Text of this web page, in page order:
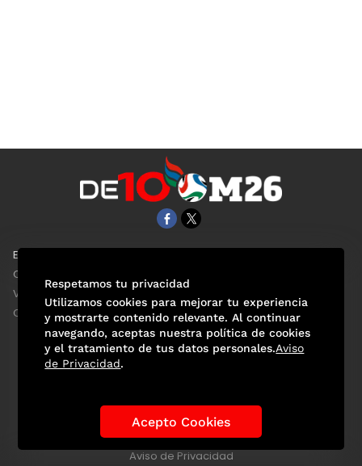
EL UNIVERSAL
Clase
ViveUSA
Confabulario
Historia de los Mundiales Lo viral Anécdotas Mundialistas
Las Figuras Tendencias Directorio
Aviso de Privacidad
Respetamos tu privacidad
Utilizamos cookies para mejorar tu experiencia
y mostrarte contenido relevante. Al continuar
navegando, aceptas nuestra política de cookies
y el tratamiento de tus datos personales.Aviso
de Privacidad.
Acepto Cookies